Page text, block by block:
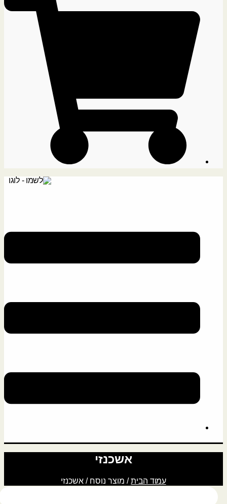
אשכנזי
עמוד הבית/ מוצר נוסח / אשכנזי